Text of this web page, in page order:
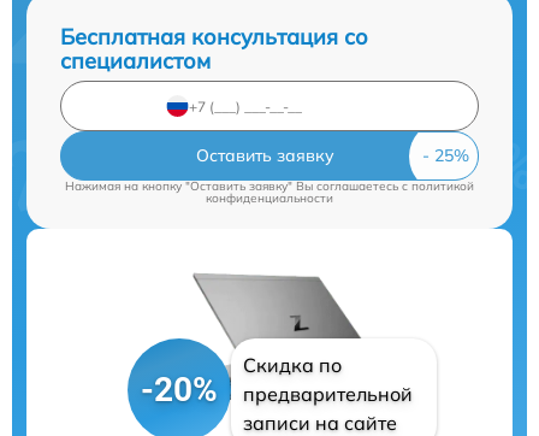
Бесплатная консультация со
специалистом
Оставить заявку
Нажимая на кнопку "Оставить заявку" Вы соглашаетесь cполитикой
конфиденциальности
-20%
Скидка по
предварительной
записи на сайте